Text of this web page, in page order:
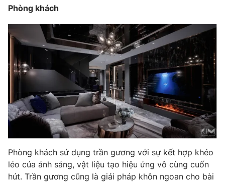
Sản phẩm
Thị trường
Tư vấn
Lịch phát sóng
Chuyên mục khác
Emagazine Podcast
Photo Infographic
Video Shorts video
VTV Money VTV Thể thao
Phòng khách
Phòng khách sử dụng trần gương với sự kết hợp khéo
léo của ánh sáng, vật liệu tạo hiệu ứng vô cùng cuốn
hút. Trần gương cũng là giải pháp khôn ngoan cho bài